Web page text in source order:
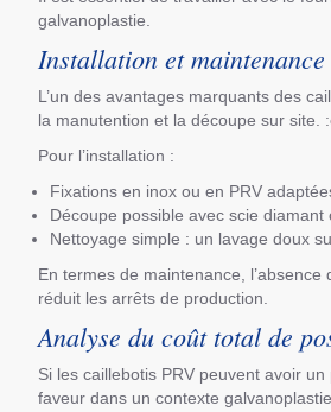
galvanoplastie.
Installation et
L’un des avantages marquants des
la manutention et la découpe sur site.
Pour l’installation :
Fixations en inox ou en PRV
Découpe possible avec scie diamant
Nettoyage simple : un lavage doux
En termes de maintenance,
réduit les arrêts de production.
Analyse du coût total de
Si les caillebotis PRV peuvent avoir
faveur dans un contexte